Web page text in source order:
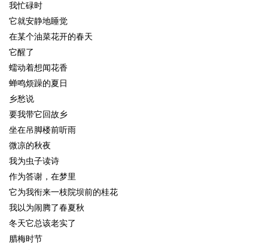
我忙碌时
它就安静地睡觉
在某个油菜花开的春天
它醒了
蠕动着想闻花香
蝉鸣烦躁的夏日
乡愁说
要我带它回故乡
坐在吊脚楼前听雨
微凉的秋夜
我为虫子读诗
作为答谢，在梦里
它为我衔来一枝院坝前的桂花
我以为闹腾了春夏秋
冬天它总该老实了
腊梅时节